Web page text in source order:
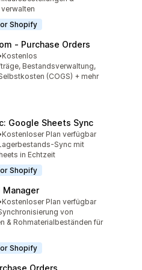
Shopify
‑ Purchase Orders
insgesamt
Kostenlos
Bestandsverwaltung,
(COGS) + mehr
Google Sheets Sync
insgesamt
Kostenloser Plan verfügbar
Sync mit
in Echtzeit
Shopify
Manager
insgesamt
Kostenloser Plan verfügbar
von
& Rohmaterialbeständen für
Shopify
Orders